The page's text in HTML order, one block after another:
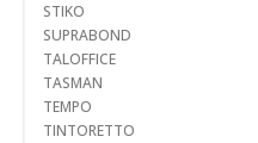
STIKO
SUPRABOND
TALOFFICE
TASMAN
TEMPO
TINTORETTO